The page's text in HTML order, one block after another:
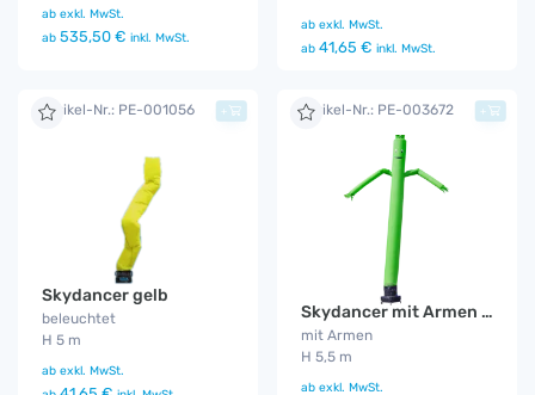
ab exkl. MwSt.
ab 535,50 € inkl. MwSt.
ab exkl. MwSt.
ab 41,65 € inkl. MwSt.
Artikel-Nr.: PE-001056
Skydancer gelb
beleuchtet
H 5 m
ab exkl. MwSt.
+ Artikel-Nr.: PE-003672
Skydancer mit Armen grün
mit Armen
H 5,5 m
ab exkl. MwSt.
+